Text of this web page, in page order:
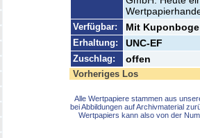
Verfügbar: Mit
Erhaltung: UNC-EF
Zuschlag: offen
Vorheriges Los
Alle Wertpapiere stammen aus
bei Abbildungen auf Archivmaterial
Wertpapiers kann also von der